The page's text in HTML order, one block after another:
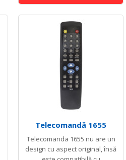
Telecomandă 1655
Telecomanda 1655 nu are un
design cu aspect original, însă